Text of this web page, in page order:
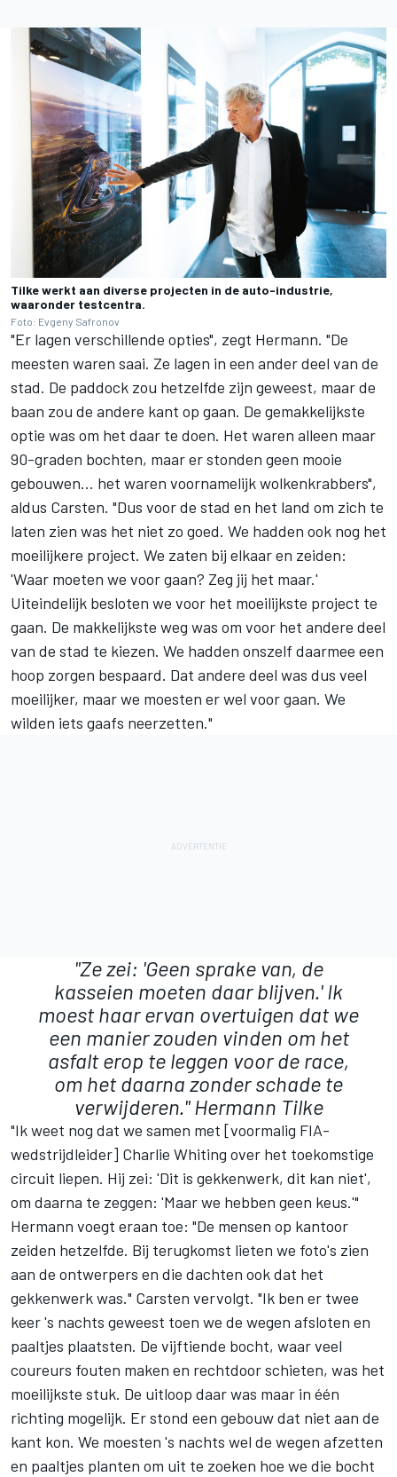
Tilke werkt aan diverse projecten in de auto-industrie,
waaronder testcentra.
Foto: Evgeny Safronov
"Er lagen verschillende opties", zegt Hermann. "De
meesten waren saai. Ze lagen in een ander deel van de
stad. De paddock zou hetzelfde zijn geweest, maar de
baan zou de andere kant op gaan. De gemakkelijkste
optie was om het daar te doen. Het waren alleen maar
90-graden bochten, maar er stonden geen mooie
gebouwen... het waren voornamelijk wolkenkrabbers",
aldus Carsten. "Dus voor de stad en het land om zich te
laten zien was het niet zo goed. We hadden ook nog het
moeilijkere project. We zaten bij elkaar en zeiden:
'Waar moeten we voor gaan? Zeg jij het maar.'
Uiteindelijk besloten we voor het moeilijkste project te
gaan. De makkelijkste weg was om voor het andere deel
van de stad te kiezen. We hadden onszelf daarmee een
hoop zorgen bespaard. Dat andere deel was dus veel
moeilijker, maar we moesten er wel voor gaan. We
wilden iets gaafs neerzetten."
"Ze zei: 'Geen sprake van, de
kasseien moeten daar blijven.' Ik
moest haar ervan overtuigen dat we
een manier zouden vinden om het
asfalt erop te leggen voor de race,
om het daarna zonder schade te
verwijderen." Hermann Tilke
"Ik weet nog dat we samen met [voormalig FIA-
wedstrijdleider] Charlie Whiting over het toekomstige
circuit liepen. Hij zei: 'Dit is gekkenwerk, dit kan niet',
om daarna te zeggen: 'Maar we hebben geen keus.'"
Hermann voegt eraan toe: "De mensen op kantoor
zeiden hetzelfde. Bij terugkomst lieten we foto's zien
aan de ontwerpers en die dachten ook dat het
gekkenwerk was." Carsten vervolgt. "Ik ben er twee
keer 's nachts geweest toen we de wegen afsloten en
paaltjes plaatsten. De vijftiende bocht, waar veel
coureurs fouten maken en rechtdoor schieten, was het
moeilijkste stuk. De uitloop daar was maar in één
richting mogelijk. Er stond een gebouw dat niet aan de
kant kon. We moesten 's nachts wel de wegen afzetten
en paaltjes planten om uit te zoeken hoe we die bocht